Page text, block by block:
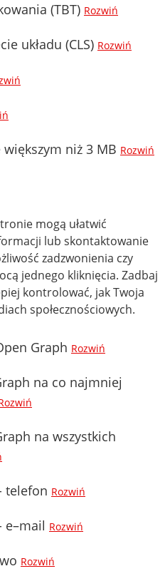
(TBT) Rozwiń
układu (CLS) Rozwiń
niż 3 MB Rozwiń
mogą ułatwić
lub skontaktowanie
zadzwonienia czy
jednego kliknięcia. Zadbaj
kontrolować, jak Twoja
społecznościowych.
Graph Rozwiń
na co najmniej
na wszystkich
telefon Rozwiń
e–mail Rozwiń
Rozwiń